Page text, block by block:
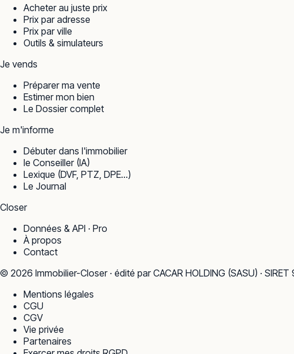
Acheter au juste prix
Prix par adresse
Prix par ville
Outils & simulateurs
Je vends
Préparer ma vente
Estimer mon bien
Le Dossier complet
Je m'informe
Débuter dans l'immobilier
le Conseiller (IA)
Lexique (DVF, PTZ, DPE…)
Le Journal
Closer
Données & API · Pro
À propos
Contact
© 2026 Immobilier-Closer · édité par CACAR HOLDING (SASU) ·
Mentions légales
CGU
CGV
Vie privée
Partenaires